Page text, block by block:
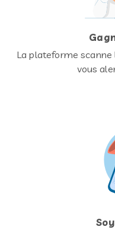
La plateforme
vous